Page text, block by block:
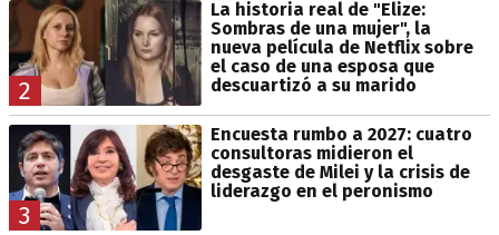
2
La historia real de "Elize:
Sombras de una mujer", la
nueva película de Netflix sobre
el caso de una esposa que
descuartizó a su marido
3
Encuesta rumbo a 2027: cuatro
consultoras midieron el
desgaste de Milei y la crisis de
liderazgo en el peronismo